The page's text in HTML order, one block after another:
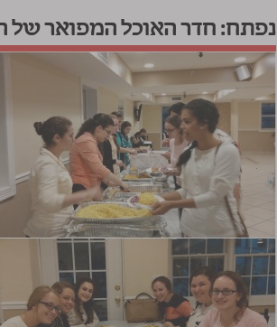
נפתח: חדר האוכל המפואר של